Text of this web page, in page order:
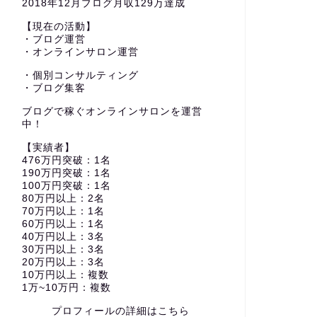
2018年12月ブログ月収129万達成
【現在の活動】
・ブログ運営
・オンラインサロン運営
・個別コンサルティング
・ブログ集客
ブログで稼ぐオンラインサロンを運営
中！
【実績者】
476万円突破：1名
190万円突破：1名
100万円突破：1名
80万円以上：2名
70万円以上：1名
60万円以上：1名
40万円以上：3名
30万円以上：3名
20万円以上：3名
10万円以上：複数
1万~10万円：複数
プロフィールの詳細はこちら